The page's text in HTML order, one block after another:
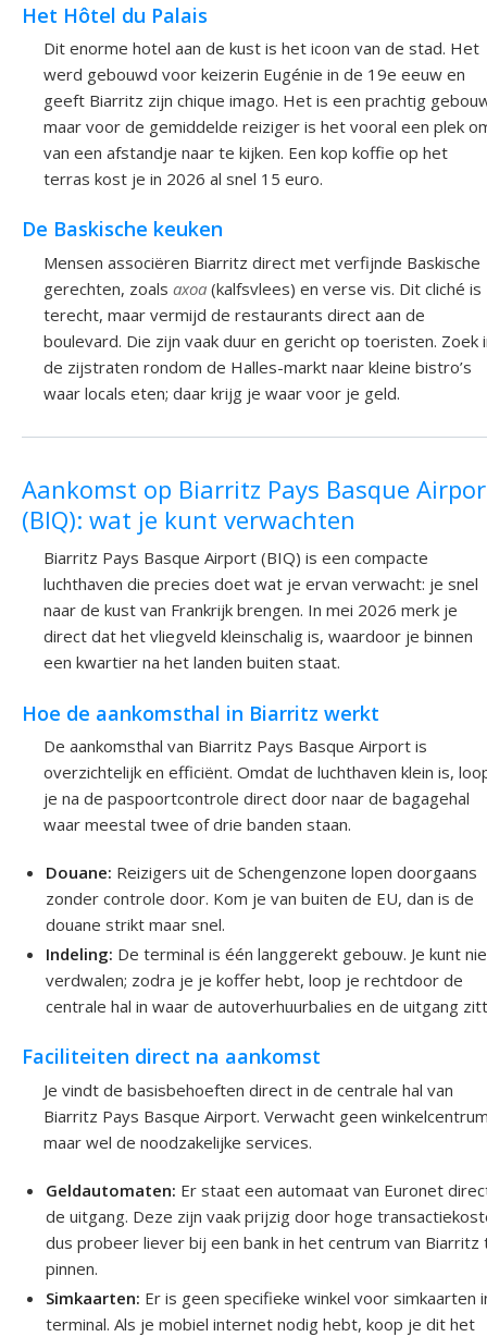
Het Hôtel du Palais
Dit enorme hotel aan de kust is het icoon van de stad. Het
werd gebouwd voor keizerin Eugénie in de 19e eeuw en
geeft Biarritz zijn chique imago. Het is een prachtig
maar voor de gemiddelde reiziger is het vooral een plek
van een afstandje naar te kijken. Een kop koffie op het
terras kost je in 2026 al snel 15 euro.
De Baskische keuken
Mensen associëren Biarritz direct met verfijnde Baskische
gerechten, zoals axoa (kalfsvlees) en verse vis. Dit cliché is
terecht, maar vermijd de restaurants direct aan de
boulevard. Die zijn vaak duur en gericht op toeristen. Zoek
de zijstraten rondom de Halles-markt naar kleine bistro’s
waar locals eten; daar krijg je waar voor je geld.
Aankomst op Biarritz Pays Basque
(BIQ): wat je kunt verwachten
Biarritz Pays Basque Airport (BIQ) is een compacte
luchthaven die precies doet wat je ervan verwacht: je snel
naar de kust van Frankrijk brengen. In mei 2026 merk je
direct dat het vliegveld kleinschalig is, waardoor je binnen
een kwartier na het landen buiten staat.
Hoe de aankomsthal in Biarritz werkt
De aankomsthal van Biarritz Pays Basque Airport is
overzichtelijk en efficiënt. Omdat de luchthaven klein is,
je na de paspoortcontrole direct door naar de bagagehal
waar meestal twee of drie banden staan.
Douane: Reizigers uit de Schengenzone lopen doorgaans
zonder controle door. Kom je van buiten de EU, dan is de
douane strikt maar snel.
Indeling: De terminal is één langgerekt gebouw. Je kunt
verdwalen; zodra je je koffer hebt, loop je rechtdoor de
centrale hal in waar de autoverhuurbalies en de uitgang
Faciliteiten direct na aankomst
Je vindt de basisbehoeften direct in de centrale hal van
Biarritz Pays Basque Airport. Verwacht geen
maar wel de noodzakelijke services.
Geldautomaten: Er staat een automaat van Euronet
de uitgang. Deze zijn vaak prijzig door hoge
dus probeer liever bij een bank in het centrum van Biarritz
pinnen.
Simkaarten: Er is geen specifieke winkel voor simkaarten
terminal. Als je mobiel internet nodig hebt, koop je dit het